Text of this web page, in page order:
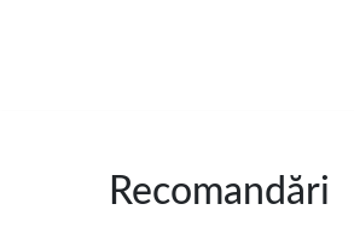
Recomandări